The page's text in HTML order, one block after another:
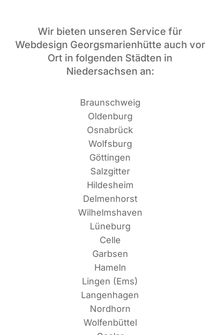
Wir bieten unseren Service für
Webdesign Georgsmarienhütte auch vor
Ort in folgenden Städten in
Niedersachsen an:
Braun­schweig
Oldenburg
Osnabrück
Wolfsburg
Göttingen
Salzgitter
Hildesheim
Delmenhorst
Wilhelmshaven
Lüneburg
Celle
Garbsen
Hameln
Lin­gen (Ems)
Langenhagen
Nordhorn
Wolfenbüttel